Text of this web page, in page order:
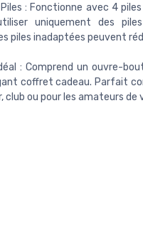
: Fonctionne avec 4
uniquement des
piles inadaptées peuvent
: Comprend un ouvre-
coffret cadeau. Parfait
club ou pour les amateurs de